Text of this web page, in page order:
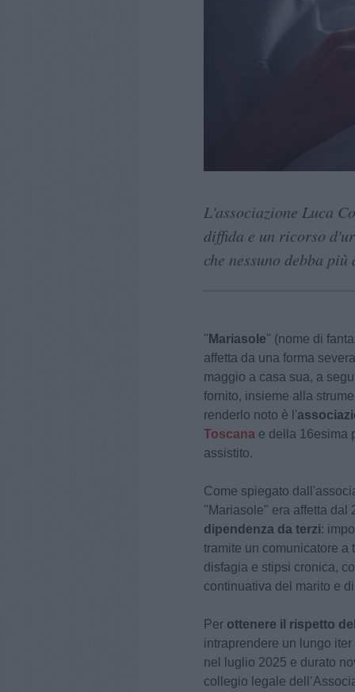
L'associazione Luca
diffida e un ricorso
che nessuno debba
" Mariasole" (nome di
affetta da una forma
maggio a casa sua, a
fornito, insieme alla
renderlo noto è l'
Toscana e della 16esima
assistito.
Come spiegato
"Mariasole" era affetta dal
dipendenza da terzi:
tramite un comunicatore a
disfagia e stipsi cronica,
continuativa del marito e
Per ottenere il rispetto
intraprendere un lungo
nel luglio 2025 e durato
collegio legale